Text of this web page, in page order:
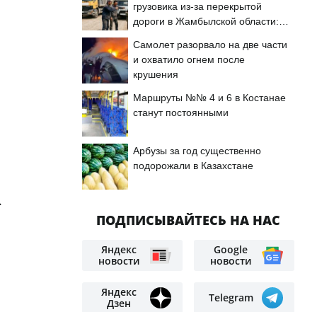
грузовика из-за перекрытой
дороги в Жамбылской области:
Самолет разорвало на две части
и охватило огнем после
крушения
Маршруты №№ 4 и 6 в Костанае
станут постоянными
Арбузы за год существенно
подорожали в Казахстане
ПОДПИСЫВАЙТЕСЬ НА НАС
Яндекс
новости
Google
новости
Яндекс
Дзен
Telegram